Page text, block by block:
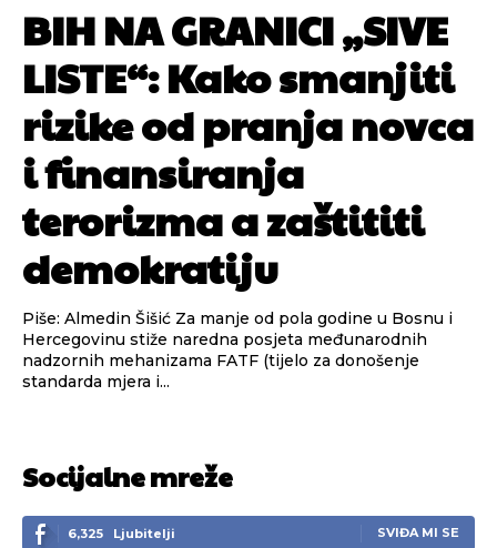
BIH NA GRANICI „SIVE
LISTE“: Kako smanjiti
rizike od pranja novca
i finansiranja
terorizma a zaštititi
demokratiju
Piše: Almedin Šišić Za manje od pola godine u Bosnu i
Hercegovinu stiže naredna posjeta međunarodnih
nadzornih mehanizama FATF (tijelo za donošenje
standarda mjera i...
Socijalne mreže
6,325 Ljubitelji SVIĐA MI SE